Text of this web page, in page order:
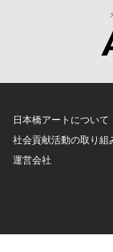
日本橋アートについて
社会貢献活動の取り組
運営会社